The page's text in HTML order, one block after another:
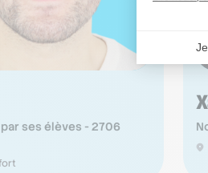
par ses élèves - 2706